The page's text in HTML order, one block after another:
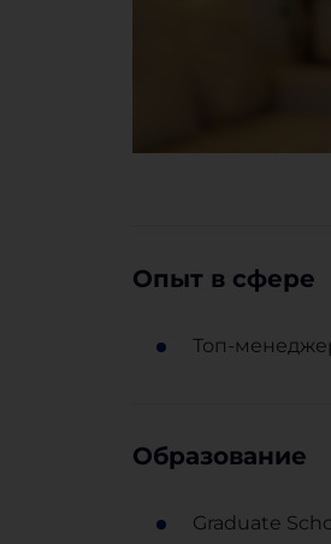
Опыт в сфере
Топ-
Образование
Graduate